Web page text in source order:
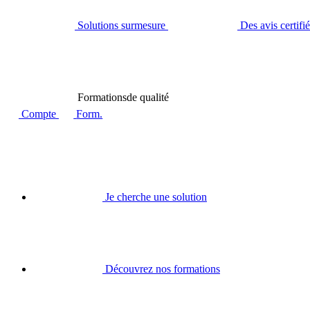
Solutions surmesure Des avis
Formationsde qualité
Compte
Form.
Je cherche une solution
Découvrez nos formations